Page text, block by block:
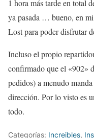
1 hora más tarde en total
ya pasada … bueno, en
Lost para poder disfrutar
Incluso el propio
confirmado que el «902»
pedidos) a menudo
dirección. Por lo visto es
todo.
Categorías: Increibles,